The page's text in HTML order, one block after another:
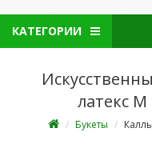
КАТЕГОРИИ
латекс М
Букеты